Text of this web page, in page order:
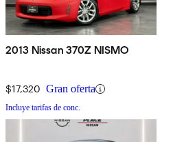
2013 Nissan 370Z NISMO
$17,320 Gran oferta
Incluye tarifas de conc.